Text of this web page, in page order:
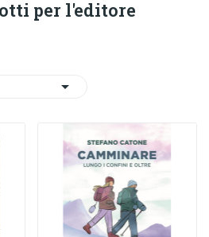
per l'editore
